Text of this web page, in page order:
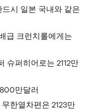
시 일본 국내와 같은
급 크런치롤에게는
슈퍼히어로는 2112만
만달러
한열차편은 2123만